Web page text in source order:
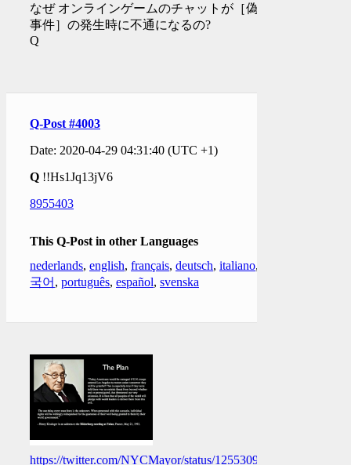
なぜ オンラインゲームのチャットが［偽旗
事件］の発生時に不通になるの?
Q
Q-Post #4003
Date: 2020-04-29 04:31:40 (UTC +1)
Q !!Hs1Jq13jV6
8955403
This Q-Post in other Languages
nederlands, english, français, deutsch, italiano,
국어 , português, español, svenska
https://twitter.com/NYCMayor/status/1255309615883063297